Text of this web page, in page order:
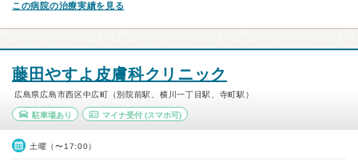
この病院の治療実績を見る
藤田やすよ皮膚科クリニック
広島県広島市西区中広町（別院前駅、横川一丁目駅、寺町駅）
駐車場あり マイナ受付(スマホ可)
土曜（〜17:00）